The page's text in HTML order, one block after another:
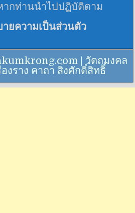
ากท่านนำไปปฏิบัติตาม
ยความเป็นส่วนตัว
| วัตถุมงคล
องราง คาถา สิ่งศักดิ์สิทธิ์